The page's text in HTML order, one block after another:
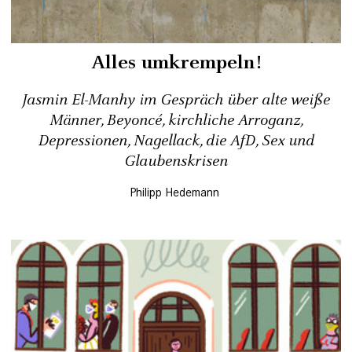
Alles umkrempeln!
Jasmin El-Manhy im Gespräch über alte weiße
Männer, Beyoncé, kirchliche Arroganz,
Depressionen, Nagellack, die AfD, Sex und
Glaubenskrisen
Philipp Hedemann